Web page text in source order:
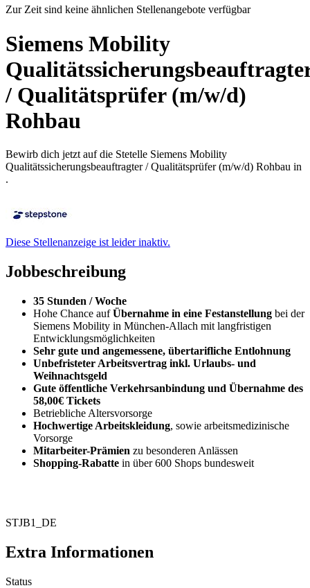
Zur Zeit sind keine ähnlichen Stellenangebote verfügbar
Siemens Mobility
/ Qualitätsprüfer (m/w/d)
Rohbau
Bewirb dich jetzt auf die Stetelle Siemens Mobility
Qualitätssicherungsbeauftragter / Qualitätsprüfer (m/w/d) Rohbau in
.
Diese Stellenanzeige ist leider inaktiv.
Jobbeschreibung
35 Stunden / Woche
Hohe Chance aufÜbernahme in eine Festanstellung bei der
Siemens Mobility in München-Allach mit langfristigen
Entwicklungsmöglichkeiten
Sehr gute und angemessene, übertarifliche Entlohnung
Unbefristeter Arbeitsvertrag inkl. Urlaubs- und
Weihnachtsgeld
Gute öffentliche Verkehrsanbindung und Übernahme des
58,00€ Tickets
Betriebliche Altersvorsorge
Hochwertige Arbeitskleidung, sowie arbeitsmedizinische
Vorsorge
Mitarbeiter-Prämien zu besonderen Anlässen
Shopping-Rabatte in über 600 Shops bundesweit
STJB1_DE
Extra Informationen
Status